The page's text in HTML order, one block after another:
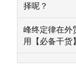
择呢？
峰终定律在外
用【必备干货】